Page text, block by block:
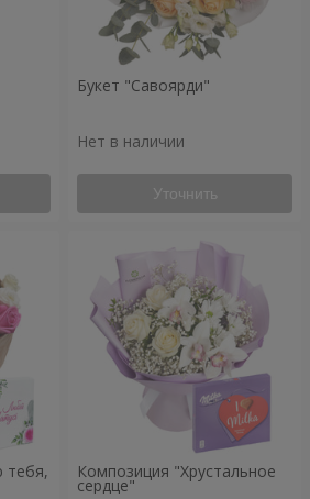
Букет "Савоярди"
Нет в наличии
Уточнить
тебя, Композиция "Хрустальное
сердце"